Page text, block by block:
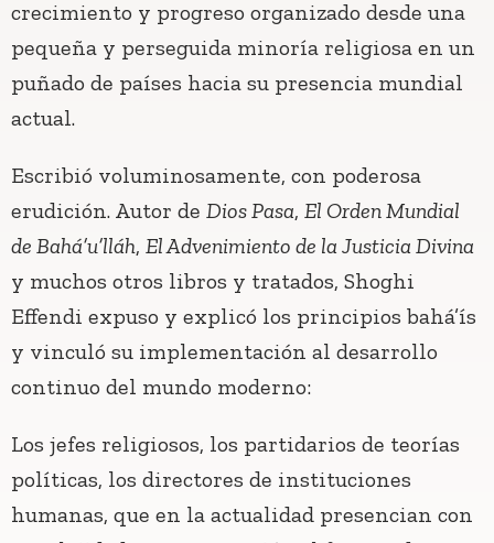
crecimiento y progreso organizado desde una
pequeña y perseguida minoría religiosa en un
puñado de países hacia su presencia mundial
actual.
Escribió voluminosamente, con poderosa
erudición. Autor de Dios Pasa, El Orden Mundial
de Bahá’u’lláh, El Advenimiento de la Justicia Divina
y muchos otros libros y tratados, Shoghi
Effendi expuso y explicó los principios bahá’ís
y vinculó su implementación al desarrollo
continuo del mundo moderno:
Los jefes religiosos, los partidarios de teorías
políticas, los directores de instituciones
humanas, que en la actualidad presencian con